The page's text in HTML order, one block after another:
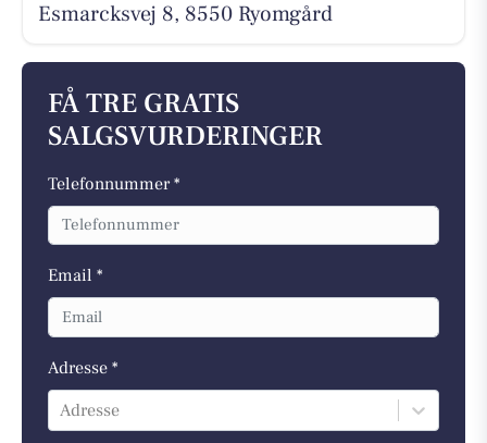
Esmarcksvej 8, 8550 Ryomgård
FÅ TRE GRATIS
SALGSVURDERINGER
Telefonnummer *
Email *
Adresse *
Adresse